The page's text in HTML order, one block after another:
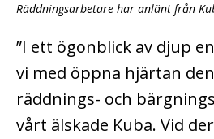
Räddningsarbetare har anlänt från
”I ett ögonblick av djup
vi med öppna hjärtan
räddnings- och
vårt älskade Kuba. Vid